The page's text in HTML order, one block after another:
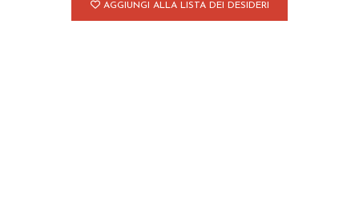
AGGIUNGI ALLA LISTA DEI DESIDERI